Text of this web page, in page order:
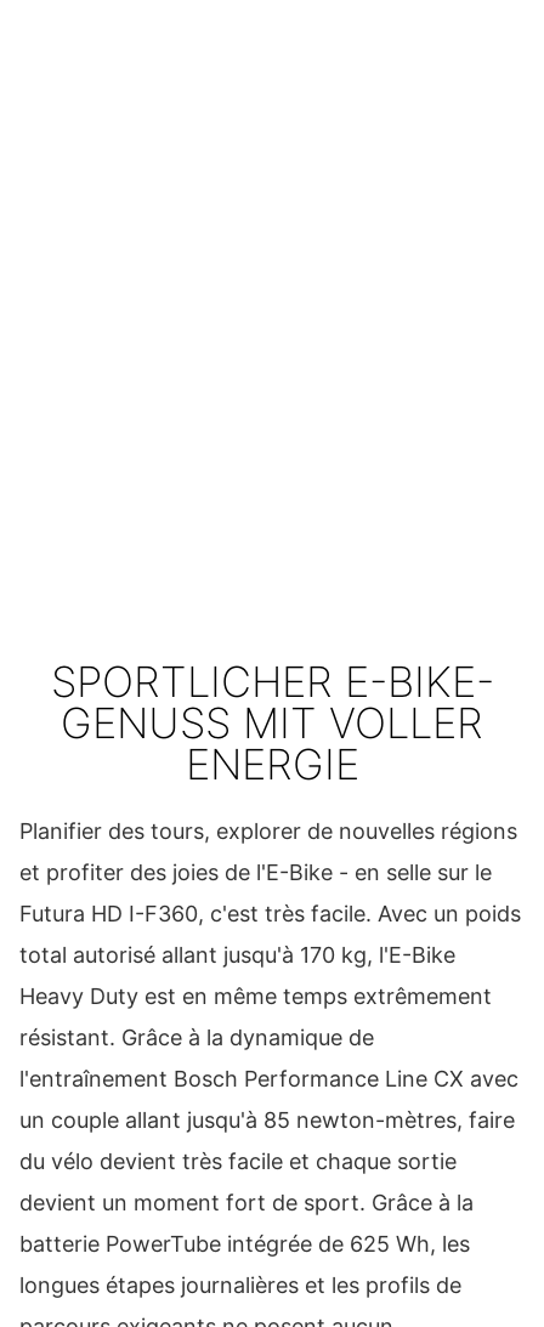
SPORTLICHER E-BIKE-
GENUSS MIT VOLLER
ENERGIE
Planifier des tours, explorer de nouvelles régions
et profiter des joies de l'E-Bike - en selle sur le
Futura HD I-F360, c'est très facile. Avec un poids
total autorisé allant jusqu'à 170 kg, l'E-Bike
Heavy Duty est en même temps extrêmement
résistant. Grâce à la dynamique de
l'entraînement Bosch Performance Line CX avec
un couple allant jusqu'à 85 newton-mètres, faire
du vélo devient très facile et chaque sortie
devient un moment fort de sport. Grâce à la
batterie PowerTube intégrée de 625 Wh, les
longues étapes journalières et les profils de